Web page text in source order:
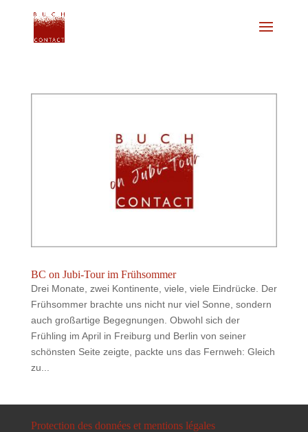
BC on Jubi-Tour im Frühsommer
Drei Monate, zwei Kontinente, viele, viele Eindrücke. Der
Frühsommer brachte uns nicht nur viel Sonne, sondern
auch großartige Begegnungen. Obwohl sich der
Frühling im April in Freiburg und Berlin von seiner
schönsten Seite zeigte, packte uns das Fernweh: Gleich
zu...
Protection des données et mentions légales